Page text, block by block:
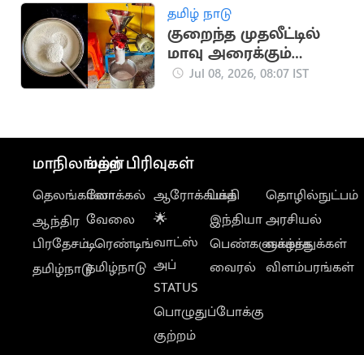
தமிழ் நாடு
குறைந்த முதலீட்டில்
மாவு அரைக்கும்
தொழில்: மாதம்
Jul 08, 2026, 08:07 IST
மாநிலங்கள்
தெலங்கானா
ஆந்திர
பிரதேசம்
தமிழ்நாடு
மற்ற பிரிவுகள்
லோக்கல்
வேலை
டிரெண்டிங்
தமிழ்நாடு
ஆரோக்கியம்
🌟
வாட்ஸ்
அப்
STATUS
பொழுதுப்போக்கு
குற்றம்
பக்தி
இந்தியா
பெண்களுக்காக
வைரல்
தொழில்நுட்பம்
அரசியல்
வாழ்த்துக்கள்
விளம்பரங்கள்